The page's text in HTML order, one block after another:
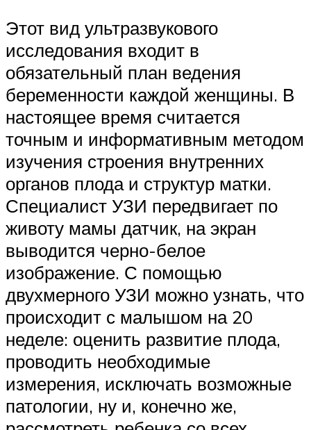
Этот вид ультразвукового
исследования входит в
обязательный план ведения
беременности каждой женщины. В
настоящее время считается
точным и информативным методом
изучения строения внутренних
органов плода и структур матки.
Специалист УЗИ передвигает по
животу мамы датчик, на экран
выводится черно-белое
изображение. С помощью
двухмерного УЗИ можно узнать, что
происходит с малышом на 20
неделе: оценить развитие плода,
проводить необходимые
измерения, исключать возможные
патологии, ну и, конечно же,